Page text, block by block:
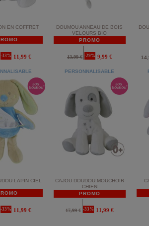
EN COFFRET
-33% 11,99 €
DOUMOU ANNEAU DE BOIS
VELOURS BIO
PROMO
13,99 € -29% 9,99 €
LAPIN CIEL
-33% 11,99 €
CAJOU DOUDOU MOUCHOIR
CHIEN
PROMO
PERSONNALISABLE
17,99 € -33% 11,99 €